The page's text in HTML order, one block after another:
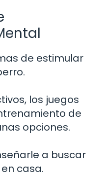
de estimular
los juegos
de
opciones.
a buscar
casa.